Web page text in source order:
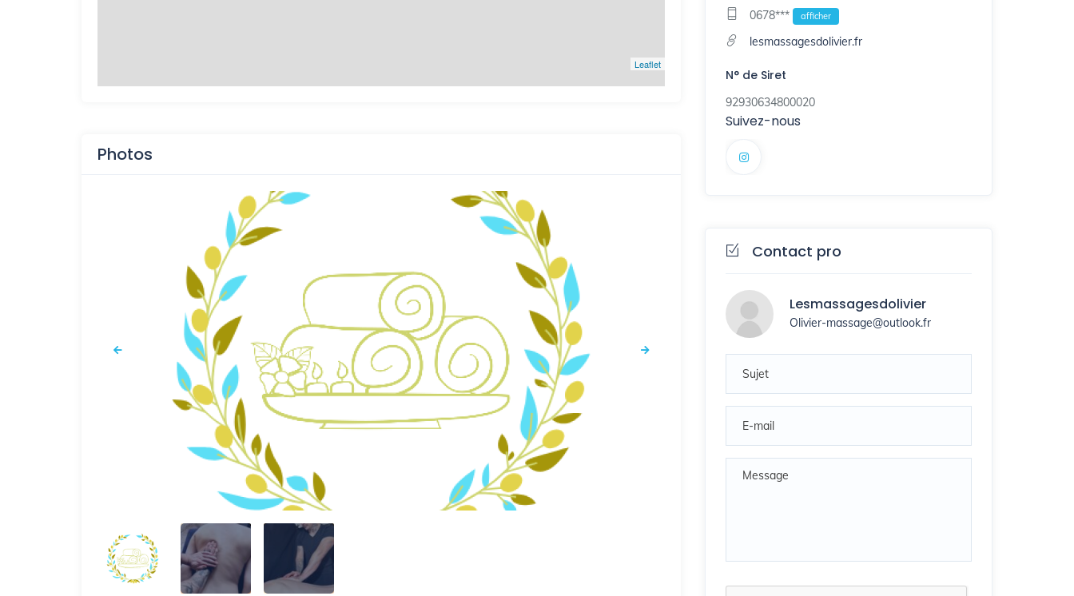
Leaflet
Photos
0678***
afficher
lesmassagesdolivier.fr
N° de Siret
92930634800020
Suivez-nous
Contact pro
Lesmassagesdolivier
Olivier-massage@outlook.fr